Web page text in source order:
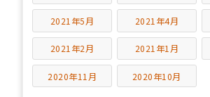
2021年5月 2021年4月
2021年2月 2021年1月
2020年11月 2020年10月